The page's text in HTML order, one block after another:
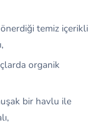
temiz içerikli
organik
bir havlu ile